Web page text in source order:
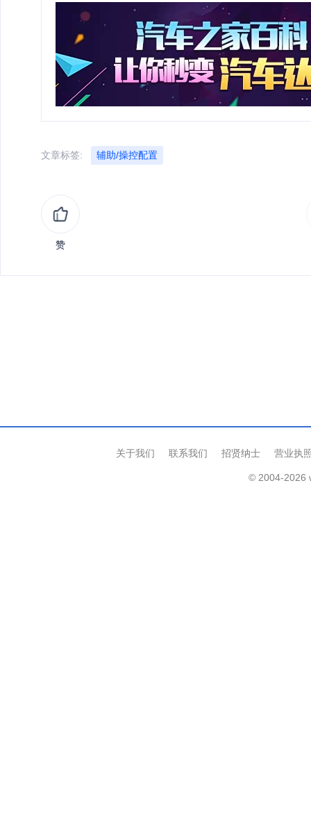
文章标签: 辅助/操控配置
赞
关于我们 联系我们 招贤纳士 营业执
© 2004-2026